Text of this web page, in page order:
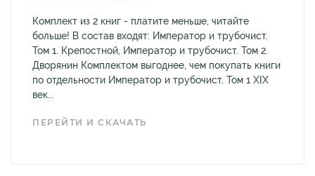
Комплект из 2 книг - платите меньше, читайте
больше! В состав входят: Император и трубочист.
Том 1. Крепостной, Император и трубочист. Том 2.
Дворянин Комплектом выгоднее, чем покупать книги
по отдельности Император и трубочист. Том 1 XIX
век...
ПЕРЕЙТИ И СКАЧАТЬ